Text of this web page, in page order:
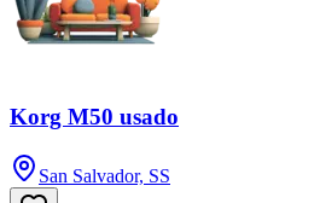
Korg M50 usado
San Salvador, SS